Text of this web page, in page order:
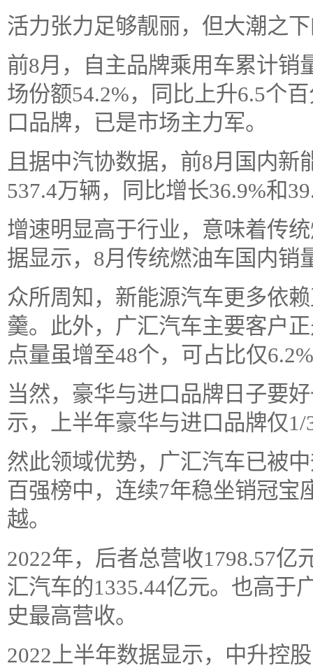
活力张力足够靓丽，但大潮之
前8月，自主品牌乘用车累计销
场份额54.2%，同比上升6.5个
口品牌，已是市场主力军。
且据中汽协数据，前8月国内新
537.4万辆，同比增长36.9%和
增速明显高于行业，意味着传
据显示，8月传统燃油车国内销
众所周知，新能源汽车更多依
羹。此外，广汇汽车主要客户
点量虽增至48个，可占比仅
当然，豪华与进口品牌日子要
示，上半年豪华与进口品牌仅
然此领域优势，广汇汽车已被
百强榜中，连续7年稳坐销冠
越。
2022年，后者总营收1798.57
汇汽车的1335.44亿元。也高于
史最高营收。
2022上半年数据显示，中升控